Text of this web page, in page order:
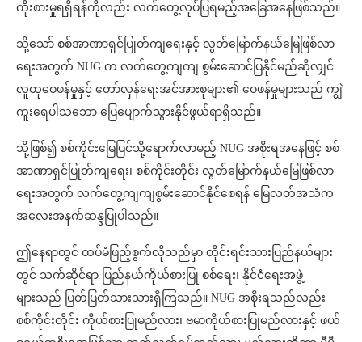
ကိုးစားမှုရရှိရန်ကိုလည်း လက်တွေ့လုပ်ပြရမည့်အခြေအနေဖြစ်သည်။
သို့သော် စစ်အာဏာရှင်ပြုတ်ကျရေးနှင့် လွတ်မြောက်နယ်မြေဖြစ်လာ
ရေးအတွက် NUG က လက်တွေ့ကျကျ စွမ်းဆောင်ပြနိုင်မည်ဆိုလျှင်
လူထုဝေဖန်မှုနှင့် တော်လှန်ရေးအင်အားစုများ၏ ဝေဖန်မှုများသည် ကျွဲ
ကူးရေပါသဘော ပြေပျောက်သွားနိုင်ဖွယ်ရာရှိသည်။
သို့ဖြစ်၍ စစ်ကိုင်းမြေပြင်သို့ရောက်လာမည့် NUG အစိုးရအနေဖြင့် စစ်
အာဏာရှင်ပြုတ်ကျရေး၊ စစ်ကိုင်းတိုင်း လွတ်မြောက်နယ်မြေဖြစ်လာ
ရေးအတွက် လက်တွေ့ကျကျစွမ်းဆောင်နိုင်စေရန် မြေလတ်အသံက
အလေးအနက်ဆန္ဒပြုပါသည်။
ဤနေရာတွင် ထပ်မံဖြည့်စွက်လိုသည်မှာ တိုင်းရင်းသားပြည်နယ်များ
တွင် သက်ဆိုင်ရာ ပြည်နယ်ကိုယ်စားပြု စစ်ရေး၊ နိုင်ငံရေးအဖွဲ့
များသည် ပြတ်ပြတ်သားသားရှိကြသည်။ NUG အစိုးရသည်လည်း
စစ်ကိုင်းတိုင်း ကိုယ်စားပြုမည်လား၊ ဗမာကိုယ်စားပြုမည်လားနှင့် ဖယ်